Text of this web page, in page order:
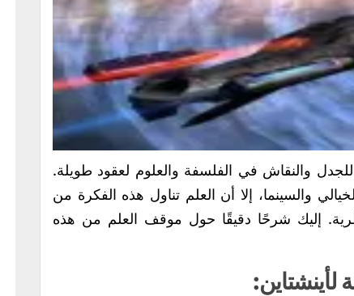
والنقاش في الفلسفة والعلوم لعقود طويلة.
والسينما، إلا أن العلم تناول هذه الفكرة من
إليك شرحًا دقيقًا حول موقف العلم من هذه
لأينشتاين: